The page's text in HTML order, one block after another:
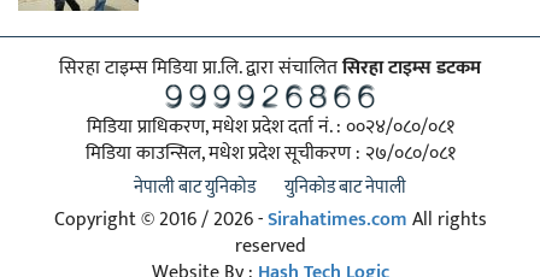
सिरहा टाइम्स मिडिया प्रा.लि. द्वारा संचालितसिरहा टाइम्स डटकम
मिडिया प्राधिकरण, मधेश प्रदेश दर्ता नं. : ००२४/०८०/०८१
मिडिया काउन्सिल, मधेश प्रदेश सूचीकरण : २७/०८०/०८१
नेपाली बाट युनिकोड युनिकोड बाट नेपाली
Copyright © 2016 / 2026 -Sirahatimes.comAll rights
reserved